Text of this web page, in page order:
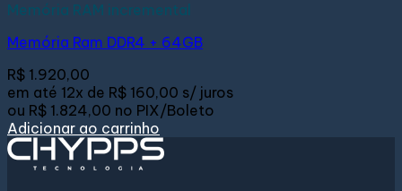
Memória RAM incremental
Memória Ram DDR4 + 64GB
R$ 1.920,00
em até 12x de R$ 160,00 s/ juros
ou R$ 1.824,00 no PIX/Boleto
Adicionar ao carrinho